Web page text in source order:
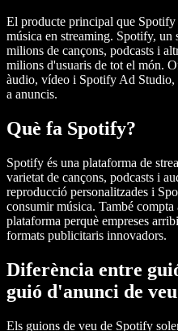
El producte principal que Spotify
música en streaming. Spotify, un
milions de cançons, podcasts i
milions d'usuaris de tot el món.
àudio, vídeo i Spotify Ad Studio,
a anuncis.
Què fa Spotify?
Spotify és una plataforma de
varietat de cançons, podcasts i
reproducció personalitzades i
consumir música. També
plataforma perquè empreses
formats publicitaris innovadors.
Diferència entre
guió d'anunci de
Els guions de veu de Spotify